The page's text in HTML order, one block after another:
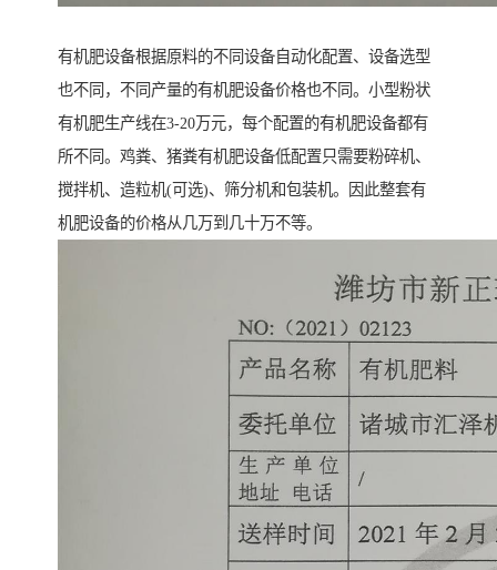
有机肥设备根据原料的不同设备自动化配置、设备选型
也不同，不同产量的有机肥设备价格也不同。小型粉状
有机肥生产线在3-20万元，每个配置的有机肥设备都有
所不同。鸡粪、猪粪有机肥设备低配置只需要粉碎机、
搅拌机、造粒机(可选)、筛分机和包装机。因此整套有
机肥设备的价格从几万到几十万不等。